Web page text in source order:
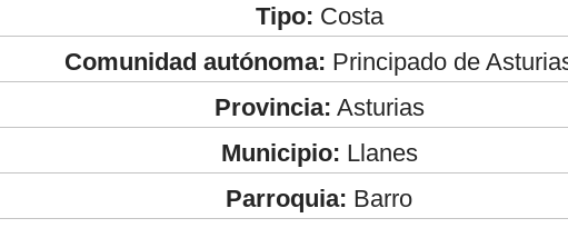
Tipo: Costa
Comunidad autónoma: Principado de
Provincia: Asturias
Municipio: Llanes
Parroquia: Barro